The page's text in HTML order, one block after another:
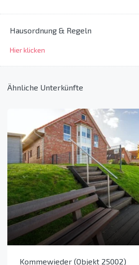
Hausordnung & Regeln
Hier klicken
Ähnliche Unterkünfte
Kommewieder (Objekt 25002)